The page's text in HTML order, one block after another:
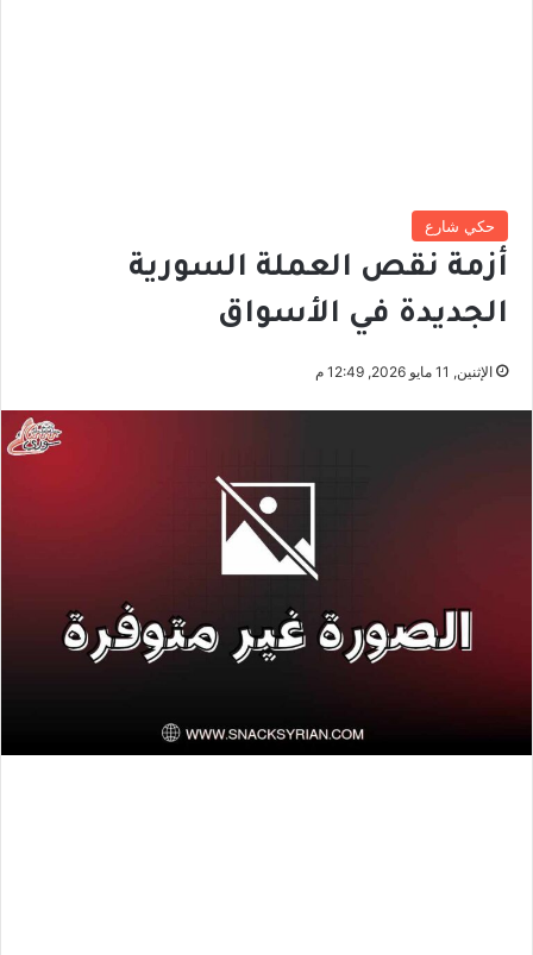
حكي شارع
أزمة نقص العملة السورية
الجديدة في الأسواق
الإثنين, 11 مايو 2026, 12:49 م